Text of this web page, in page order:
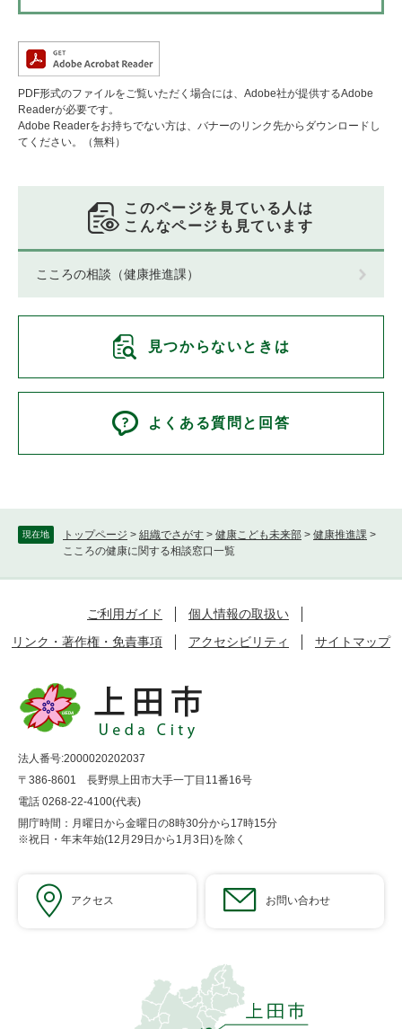
現在地 トップページ > 組織でさがす > 健康こども未来部 > 健康推進課 >
こころの健康に関する相談窓口一覧
PDF形式のファイルをご覧いただく場合には、Adobe社が提供するAdobe
Readerが必要です。
Adobe Readerをお持ちでない方は、バナーのリンク先からダウンロードし
てください。（無料）
このページを見ている人は
こんなページも見ています
こころの相談（健康推進課）
見つからないときは
よくある質問と回答
ご利用ガイド
個人情報の取扱い
リンク・著作権・免責事項
アクセシビリティ サイトマップ
法人番号:2000020202037
〒386-8601 長野県上田市大手一丁目11番16号
電話 0268-22-4100(代表)
開庁時間：月曜日から金曜日の8時30分から17時15分
※祝日・年末年始(12月29日から1月3日)を除く
アクセス お問い合わせ